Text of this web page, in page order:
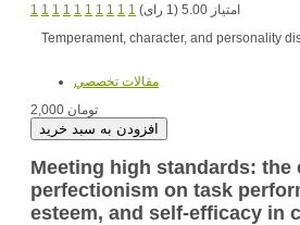
1 1 1 1 1 1 1 1 1 1
امتیاز 5.00 (1 رای)
Temperament, character, and personality
مقالات تخصصي
2,000 تومان
Meeting high standards: the
perfectionism on task
esteem, and self-efficacy in